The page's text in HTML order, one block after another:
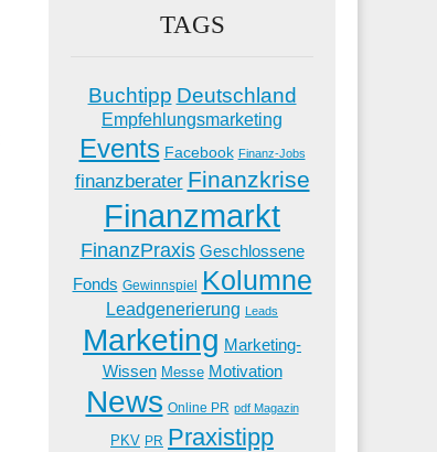
TAGS
Buchtipp Deutschland
Empfehlungsmarketing
Events Facebook Finanz-Jobs
finanzberater Finanzkrise
Finanzmarkt
FinanzPraxis Geschlossene
Fonds Gewinnspiel Kolumne
Leadgenerierung Leads
Marketing Marketing-
Wissen Messe Motivation
News Online PR pdf Magazin
PKV PR Praxistipp